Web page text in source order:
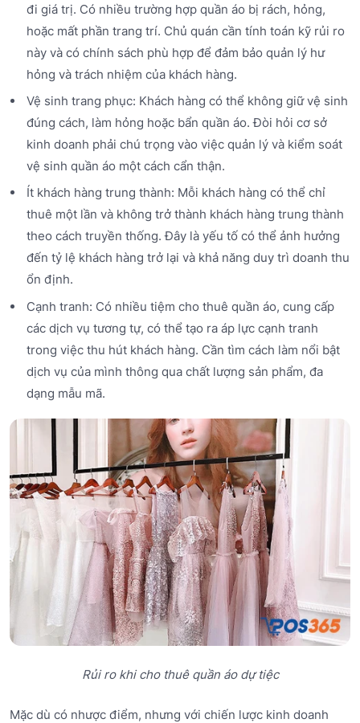
đi giá trị. Có nhiều trường hợp quần áo bị rách, hỏng,
hoặc mất phần trang trí. Chủ quán cần tính toán kỹ rủi ro
này và có chính sách phù hợp để đảm bảo quản lý hư
hỏng và trách nhiệm của khách hàng.
Vệ sinh trang phục: Khách hàng có thể không giữ vệ sinh
đúng cách, làm hỏng hoặc bẩn quần áo. Đòi hỏi cơ sở
kinh doanh phải chú trọng vào việc quản lý và kiểm soát
vệ sinh quần áo một cách cẩn thận.
Ít khách hàng trung thành: Mỗi khách hàng có thể chỉ
thuê một lần và không trở thành khách hàng trung thành
theo cách truyền thống. Đây là yếu tố có thể ảnh hưởng
đến tỷ lệ khách hàng trở lại và khả năng duy trì doanh thu
ổn định.
Cạnh tranh: Có nhiều tiệm cho thuê quần áo, cung cấp
các dịch vụ tương tự, có thể tạo ra áp lực cạnh tranh
trong việc thu hút khách hàng. Cần tìm cách làm nổi bật
dịch vụ của mình thông qua chất lượng sản phẩm, đa
dạng mẫu mã.
Rủi ro khi cho thuê quần áo dự tiệc
Mặc dù có nhược điểm, nhưng với chiến lược kinh doanh